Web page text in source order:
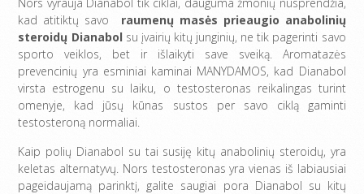
kad atitiktų savo raumenų masės prieaugio anabolinių
steroidų Dianabolsu įvairių kitų junginių, ne tik pagerinti savo
sporto veiklos, bet ir išlaikyti save sveiką. Aromatazės
prevencinių yra esminiai kaminai MANYDAMOS, kad Dianabol
virsta estrogenu su laiku, o testosteronas reikalingas turint
omenyje, kad jūsų kūnas sustos per savo ciklą gaminti
testosteroną normaliai.
Kaip polių Dianabol su tai susiję kitų anabolinių steroidų, yra
keletas alternatyvų. Nors testosteronas yra vienas iš labiausiai
pageidaujamą parinktį, galite saugiai pora Dianabol su kitų